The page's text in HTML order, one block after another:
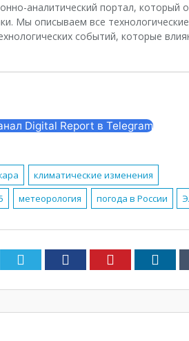
аналитический портал, который
Мы описываем все
событий, которые
Digital Report в Telegram
климатические изменения
метеорология погода в России
Twitter Facebook Pinterest